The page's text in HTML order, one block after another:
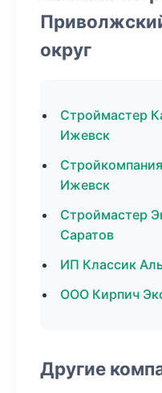
округ
Строймастер
Ижевск
Ижевск
Строймастер
Саратов
ИП Классик
ООО Кирпич
Другие